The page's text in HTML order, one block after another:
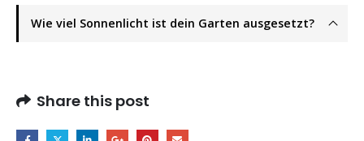
Wie viel Sonnenlicht ist dein Garten ausgesetzt?
Share this post